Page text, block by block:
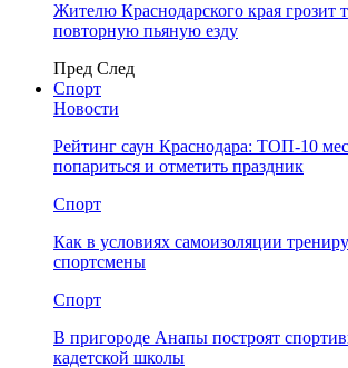
Жителю Краснодарского края грозит
повторную пьяную езду
Пред След
Спорт
Новости
Рейтинг саун Краснодара: ТОП-10
попариться и отметить праздник
Спорт
Как в условиях самоизоляции
спортсмены
Спорт
В пригороде Анапы построят
кадетской школы